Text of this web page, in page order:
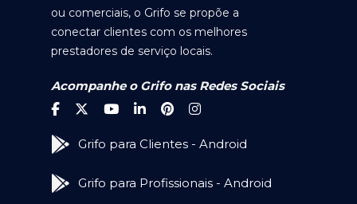
ou comerciais, o Grifo se propõe a
conectar clientes com os melhores
prestadores de serviço locais.
Acompanhe o Grifo nas Redes Sociais
Grifo para Clientes - Android
Grifo para Profissionais - Android